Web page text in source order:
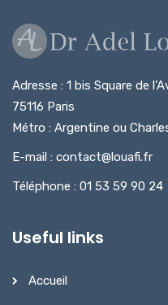
Adresse : 1 bis Square de
75116 Paris
Métro : Argentine ou
E-mail : contact@louafi.fr
Téléphone : 01 53 59 90 24
Useful links
Accueil